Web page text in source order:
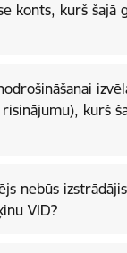
konts, kurš šajā
kurš
nebūs
VID?